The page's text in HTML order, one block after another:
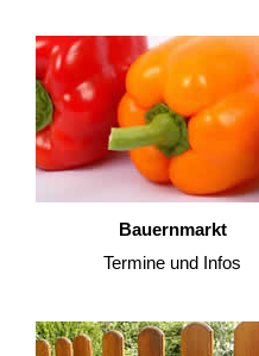
Bauernmarkt
Termine und Infos